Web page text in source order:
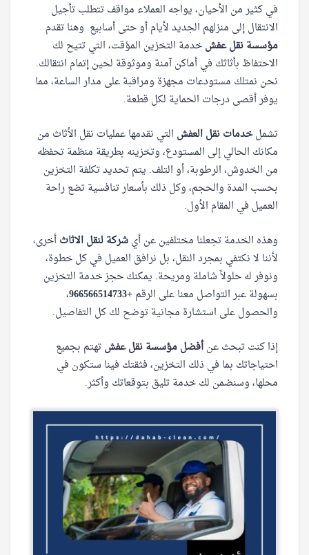
في كثير من الأحيان، يواجه العملاء مواقف تتطلب تأجيل
الانتقال إلى منزلهم الجديد لأيام أو حتى أسابيع. وهنا تقدم
مؤسسة نقل عفشخدمة التخزين المؤقت، التي تتيح لك
الاحتفاظ بأثاثك في أماكن آمنة وموثوقة لحين إتمام انتقالك.
نحن نمتلك مستودعات مجهزة ومراقبة على مدار الساعة، مما
يوفر أقصى درجات الحماية لكل قطعة.
تشملخدمات نقل العفش التي نقدمها عمليات نقل الأثاث من
مكانك الحالي إلى المستودع، وتخزينه بطريقة منظمة تحفظه
من الخدوش، الرطوبة، أو التلف. يتم تحديد تكلفة التخزين
بحسب المدة والحجم، وكل ذلك بأسعار تنافسية تضع راحة
العميل في المقام الأول.
وهذه الخدمة تجعلنا مختلفين عن أيشركة لنقل الاثاثأخرى،
لأننا لا نكتفي بمجرد النقل، بل نرافق العميل في كل خطوة،
ونوفر له حلولاً شاملة ومريحة. يمكنك حجز خدمة التخزين
بسهولة عبر التواصل معنا على الرقم+966566514733
،
والحصول على استشارة مجانية توضح لك كل التفاصيل.
إذا كنت تبحث عنأفضل مؤسسة نقل عفشتهتم بجميع
احتياجاتك بما في ذلك التخزين، فثقتك فينا ستكون في
محلها، وسنضمن لك خدمة تليق بتوقعاتك وأكثر.